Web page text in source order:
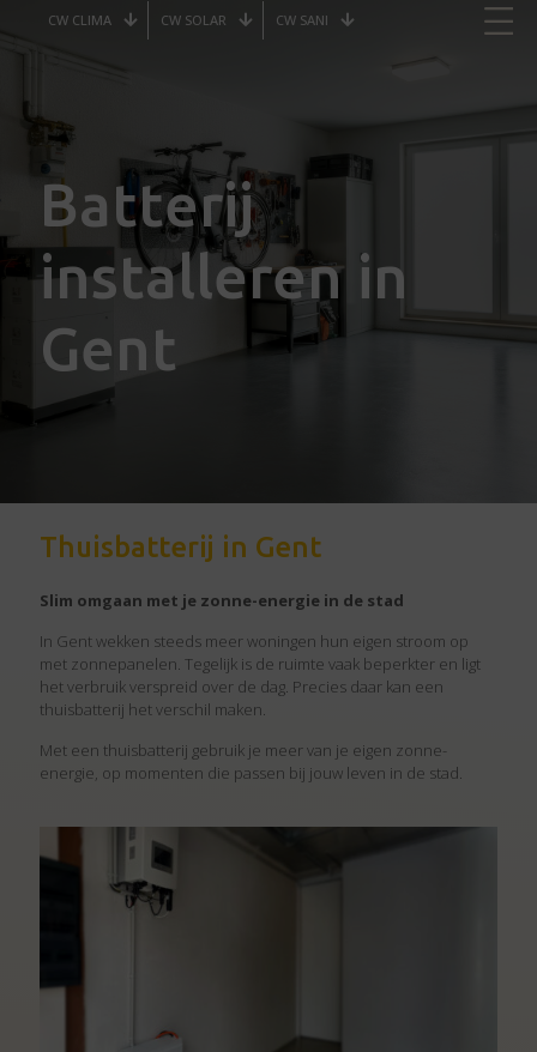
CW CLIMA CW SOLAR CW SANI
Batterij
installeren in
Gent
Thuisbatterij in Gent
Slim omgaan met je zonne-energie in de stad
In Gent wekken steeds meer woningen hun eigen stroom op
met zonnepanelen. Tegelijk is de ruimte vaak beperkter en ligt
het verbruik verspreid over de dag. Precies daar kan een
thuisbatterij het verschil maken.
Met een thuisbatterij gebruik je meer van je eigen zonne-
energie, op momenten die passen bij jouw leven in de stad.